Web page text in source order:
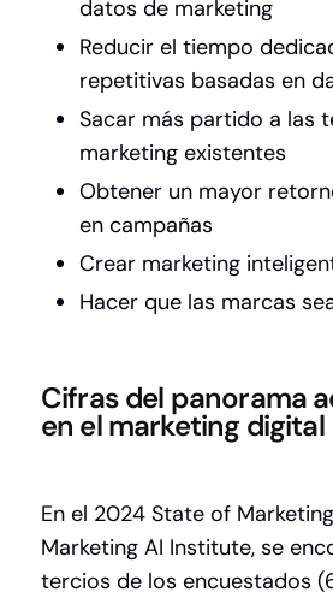
datos de marketing
Reducir el tiempo
repetitivas basadas en
Sacar más partido a las
marketing existentes
Obtener un mayor
en campañas
Crear marketing
Hacer que las marcas
Cifras del panorama
en el marketing digital
En el 2024 State of
Marketing AI Institute, se
tercios de los encuestados